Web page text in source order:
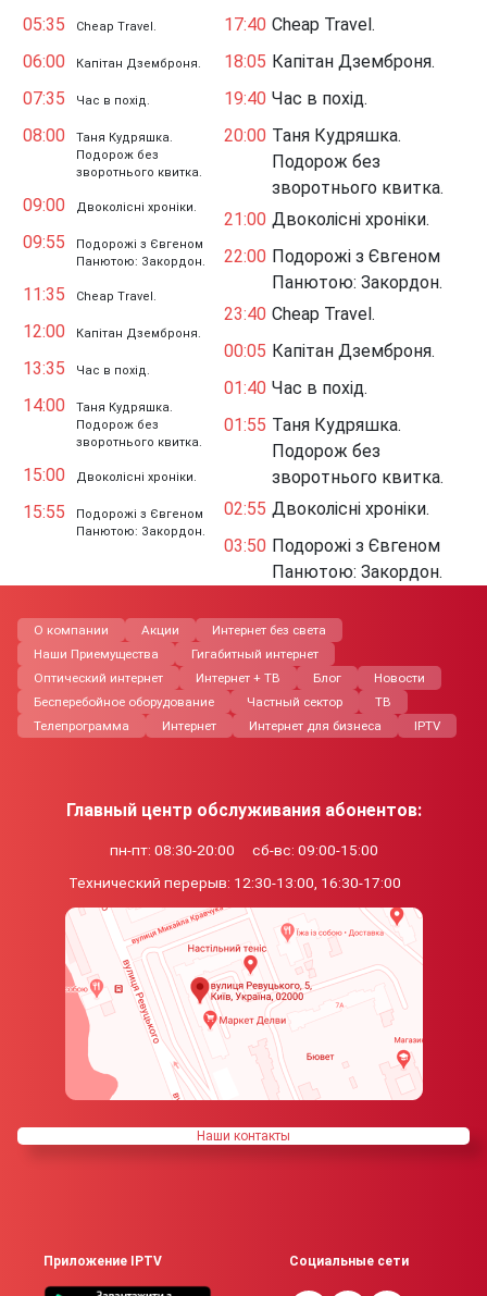
05:35 Cheap Travel.
06:00 Капітан Дземброня.
07:35 Час в похід.
08:00
Таня Кудряшка.
Подорож без
зворотнього квитка.
09:00 Двоколісні хроніки.
09:55
Подорожі з Євгеном
Панютою: Закордон.
11:35 Cheap Travel.
12:00 Капітан Дземброня.
13:35 Час в похід.
14:00
Таня Кудряшка.
Подорож без
зворотнього квитка.
15:00 Двоколісні хроніки.
15:55
Подорожі з Євгеном
Панютою: Закордон.
17:40 Cheap Travel.
18:05 Капітан Дземброня.
19:40 Час в похід.
20:00 Таня Кудряшка.
Подорож без
зворотнього квитка.
21:00 Двоколісні хроніки.
22:00 Подорожі з Євгеном
Панютою: Закордон.
23:40 Cheap Travel.
00:05 Капітан Дземброня.
01:40 Час в похід.
01:55 Таня Кудряшка.
Подорож без
зворотнього квитка.
02:55 Двоколісні хроніки.
03:50 Подорожі з Євгеном
Панютою: Закордон.
О компании Акции
Интернет без света
Наши Приемущества
Гигабитный интернет
Оптический интернет
Интернет + ТВ Блог
Новости
Бесперебойное оборудование
Частный сектор
ТВ
Телепрограмма
Интернет Интернет для бизнеса IPTV
Главный центр обслуживания абонентов:
пн-пт: 08:30-20:00
сб-вс: 09:00-15:00
Технический перерыв: 12:30-13:00, 16:30-17:00
Наши контакты
Приложение IPTV Социальные сети